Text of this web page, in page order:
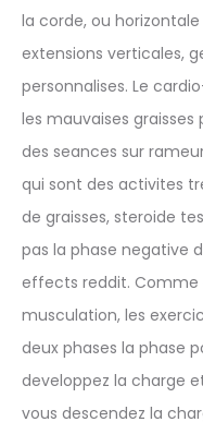
la corde, ou
extensions verticales,
personnalises. Le
les mauvaises
des seances sur
qui sont des activites
de graisses, steroide
pas la phase negative
effects reddit.
musculation, les
deux phases la phase
developpez la charge
vous descendez la